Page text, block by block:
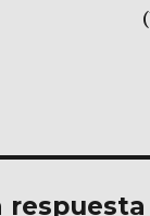
respuesta